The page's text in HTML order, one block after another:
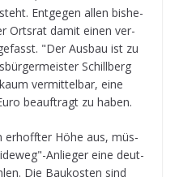
Ent­ge­gen allen bis­he­
Orts­rat damit einen ver­
"Der Aus­bau ist zu
Schill­berg
ver­mit­tel­bar, eine
beauf­tragt zu haben.
erhoff­ter Höhe aus, müs­
Anlieger eine deut­
Die Bau­kos­ten sind